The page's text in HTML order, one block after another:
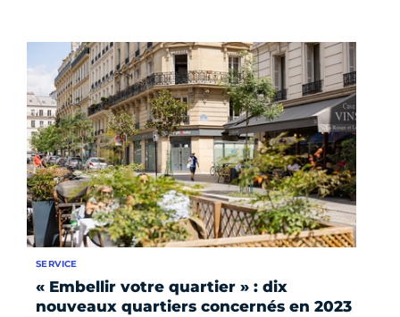
« Embellir votre quartier » : dix
nouveaux quartiers concernés en 2023
SERVICE